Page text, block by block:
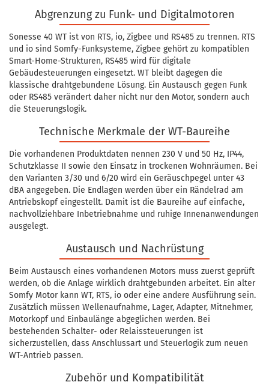
Abgrenzung zu Funk- und Digitalmotoren
Sonesse 40 WT ist von RTS, io, Zigbee und RS485 zu trennen. RTS
und io sind Somfy-Funksysteme, Zigbee gehört zu kompatiblen
Smart-Home-Strukturen, RS485 wird für digitale
Gebäudesteuerungen eingesetzt. WT bleibt dagegen die
klassische drahtgebundene Lösung. Ein Austausch gegen Funk
oder RS485 verändert daher nicht nur den Motor, sondern auch
die Steuerungslogik.
Technische Merkmale der WT-Baureihe
Die vorhandenen Produktdaten nennen 230 V und 50 Hz, IP44,
Schutzklasse II sowie den Einsatz in trockenen Wohnräumen. Bei
den Varianten 3/30 und 6/20 wird ein Geräuschpegel unter 43
dBA angegeben. Die Endlagen werden über ein Rändelrad am
Antriebskopf eingestellt. Damit ist die Baureihe auf einfache,
nachvollziehbare Inbetriebnahme und ruhige Innenanwendungen
ausgelegt.
Austausch und Nachrüstung
Beim Austausch eines vorhandenen Motors muss zuerst geprüft
werden, ob die Anlage wirklich drahtgebunden arbeitet. Ein alter
Somfy Motor kann WT, RTS, io oder eine andere Ausführung sein.
Zusätzlich müssen Wellenaufnahme, Lager, Adapter, Mitnehmer,
Motorkopf und Einbaulänge abgeglichen werden. Bei
bestehenden Schalter- oder Relaissteuerungen ist
sicherzustellen, dass Anschlussart und Steuerlogik zum neuen
WT-Antrieb passen.
Zubehör und Kompatibilität